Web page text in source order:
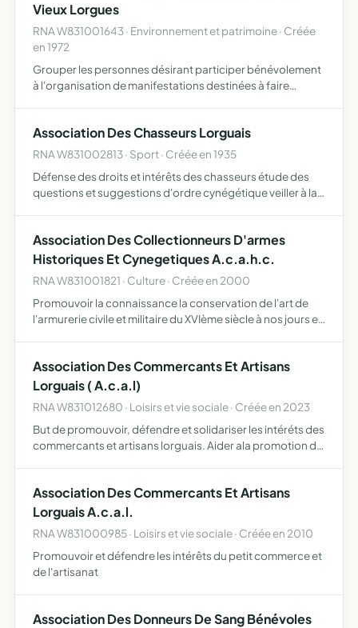
Vieux Lorgues
RNA W831001643 · Environnement et patrimoine · Créée
en 1972
Grouper les personnes désirant participer bénévolement
à l'organisation de manifestations destinées à faire
culturel…
Association Des Chasseurs Lorguais
RNA W831002813 · Sport · Créée en 1935
Défense des droits et intérêts des chasseurs étude des
questions et suggestions d'ordre cynégétique veiller à la
la…
Association Des Collectionneurs D'armes
Historiques Et Cynegetiques A.c.a.h.c.
RNA W831001821 · Culture · Créée en 2000
Promouvoir la connaissance la conservation de l'art de
l'armurerie civile et militaire du XVIème siècle à nos jours et
Association Des Commercants Et Artisans
Lorguais ( A.c.a.l)
RNA W831012680 · Loisirs et vie sociale · Créée en 2023
But de promouvoir, défendre et solidariser les intéréts des
commercants et artisans lorguais. Aider ala promotion du
Association Des Commercants Et Artisans
Lorguais A.c.a.l.
RNA W831000985 · Loisirs et vie sociale · Créée en 2010
Promouvoir et défendre les intérêts du petit commerce et
de l'artisanat
Association Des Donneurs De Sang Bénévoles